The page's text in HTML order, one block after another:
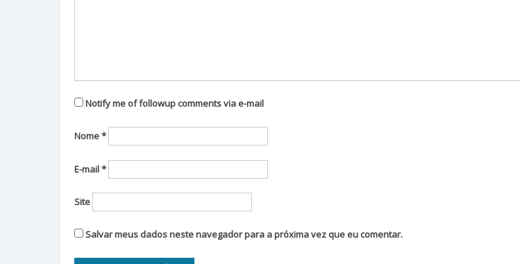
Notify me of followup comments via e-mail
Nome*
E-mail*
Site
Salvar meus dados neste navegador para a próxima vez que eu comentar.